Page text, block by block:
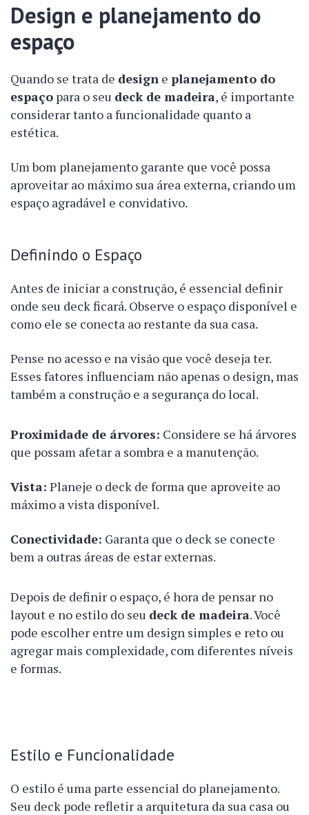
Design e planejamento do
espaço
Quando se trata de design e planejamento do
espaço para o seu deck de madeira, é importante
considerar tanto a funcionalidade quanto a
estética.
Um bom planejamento garante que você possa
aproveitar ao máximo sua área externa, criando um
espaço agradável e convidativo.
Definindo o Espaço
Antes de iniciar a construção, é essencial definir
onde seu deck ficará. Observe o espaço disponível e
como ele se conecta ao restante da sua casa.
Pense no acesso e na visão que você deseja ter.
Esses fatores influenciam não apenas o design, mas
também a construção e a segurança do local.
Proximidade de árvores: Considere se há árvores
que possam afetar a sombra e a manutenção.
Vista: Planeje o deck de forma que aproveite ao
máximo a vista disponível.
Conectividade: Garanta que o deck se conecte
bem a outras áreas de estar externas.
Depois de definir o espaço, é hora de pensar no
layout e no estilo do seu deck de madeira. Você
pode escolher entre um design simples e reto ou
agregar mais complexidade, com diferentes níveis
e formas.
Estilo e Funcionalidade
O estilo é uma parte essencial do planejamento.
Seu deck pode refletir a arquitetura da sua casa ou